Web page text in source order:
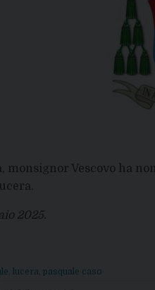
monsignor Vescovo ha
2025.
lucera pasquale caso